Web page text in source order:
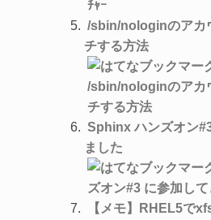
/sbin/nologinのアカ
チする方法
Sphinx ハンズオン
ました
【メモ】RHEL5で